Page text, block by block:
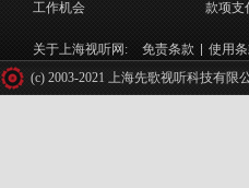
工作机会
款项支
关于上海视听网: 免责条款 使用
(c) 2003-2021 上海先歌视听科技有限